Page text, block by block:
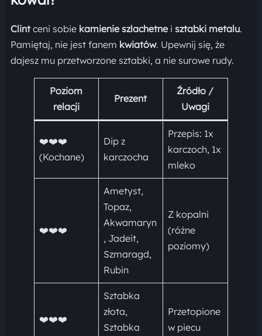
Clintceni sobie kamienie szlachetnei sztabki metalu.
Pamiętaj, nie jest fanem kwiatów. Upewnij się, że
dajesz mu przetworzone sztabki, a nie surowe rudy.
Poziom
relacji
Prezent
Źródło /
Uwagi
❤️❤️❤️
(Kochane)
Dip z
karczocha
Przepis: 1x
karczoch, 1x
mleko
❤️❤️❤️
Ametyst,
Topaz,
Akwamaryn
, Jadeit,
Szmaragd,
Rubin
Z kopalni
(różne
poziomy)
❤️❤️❤️
Sztabka
złota,
Sztabka
Przetopione
w piecu